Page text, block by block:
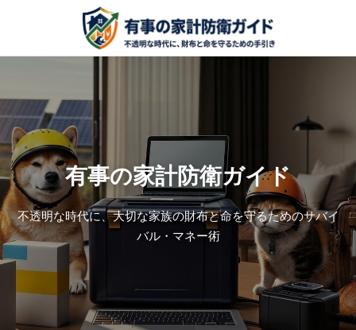
有事の家計防衛ガイド
不透明な時代に、大切な家族の財布と命を守るためのサバイ
バル・マネー術